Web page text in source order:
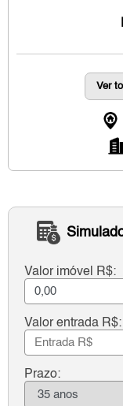
Ver
Valor imóvel R$:
Valor entrada R$:
Prazo: